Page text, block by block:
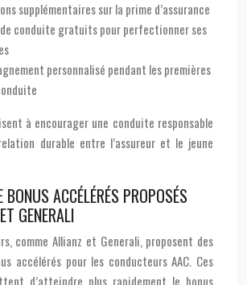
supplémentaires sur la prime d’assurance
conduite gratuits pour perfectionner ses
personnalisé pendant les premières
à encourager une conduite responsable
durable entre l’assureur et le jeune
ACCÉLÉRÉS PROPOSÉS
GENERALI
comme Allianz et Generali, proposent des
accélérés pour les conducteurs AAC. Ces
d’atteindre plus rapidement le bonus